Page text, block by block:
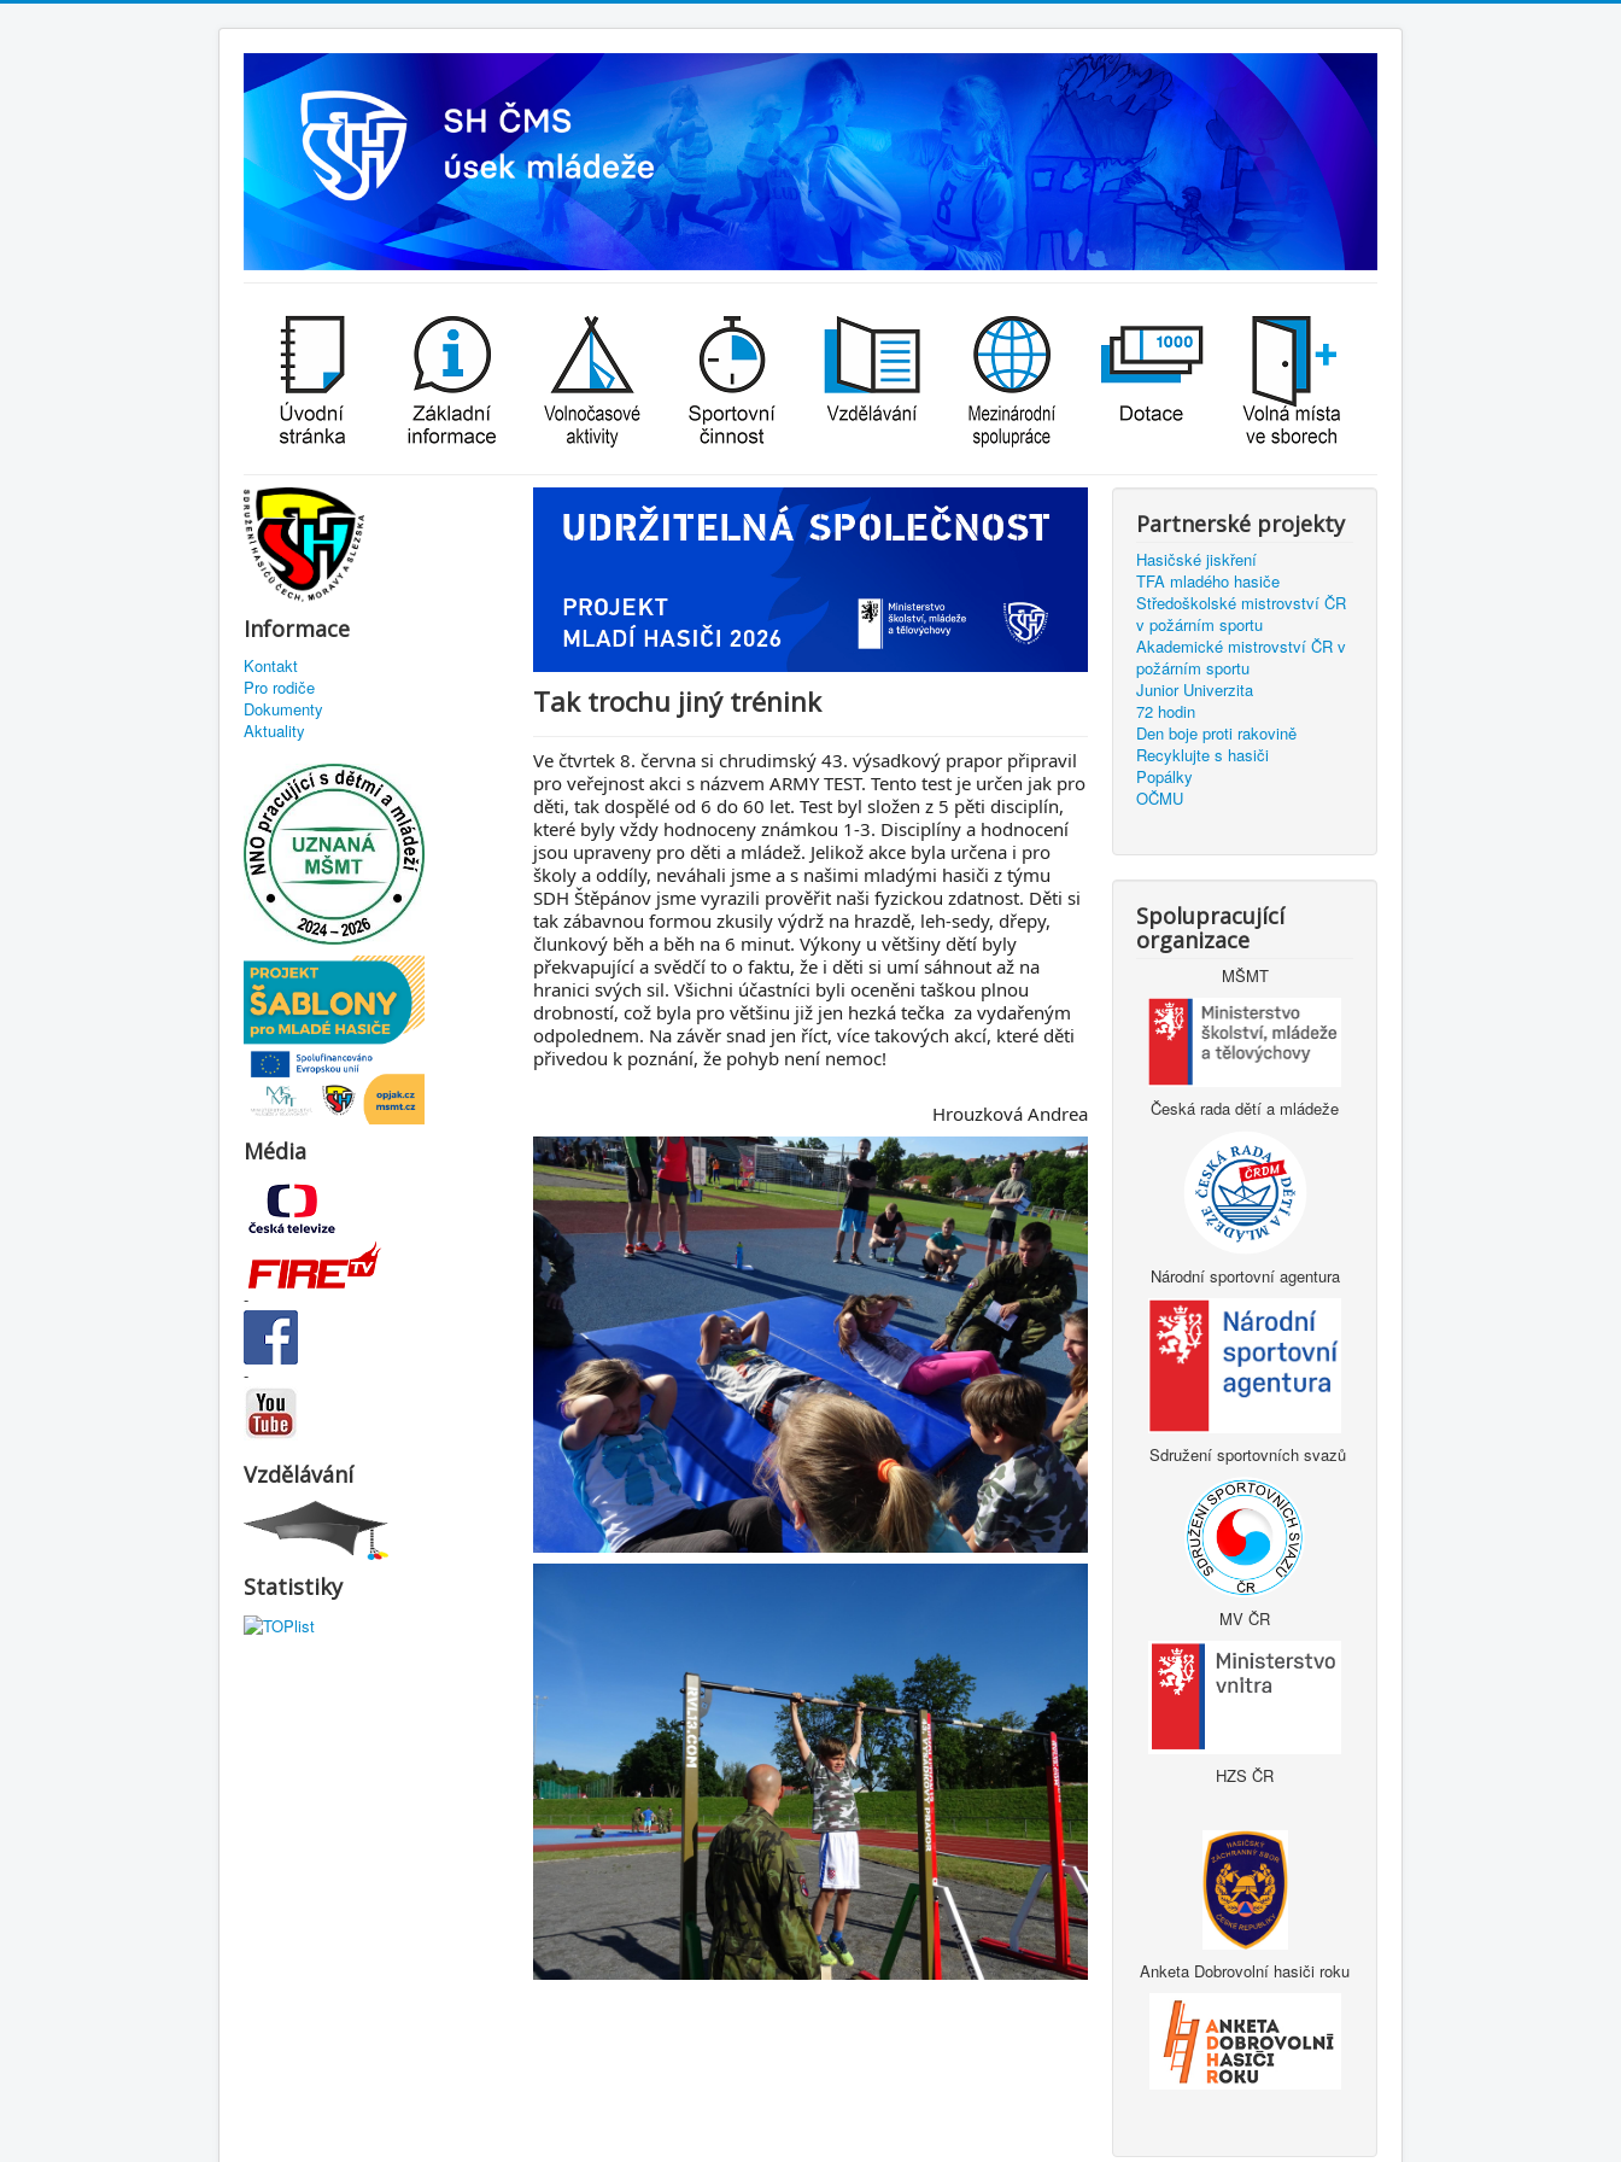
Informace
Kontakt
Pro rodiče
Dokumenty
Aktuality
Média
-
-
Vzdělávání
Statistiky
Tak trochu jiný trénink
Ve čtvrtek 8. června si chrudimský 43. výsadkový prapor připravil
pro veřejnost akci s názvem ARMY TEST. Tento test je určen jak pro
děti, tak dospělé od 6 do 60 let. Test byl složen z 5 pěti disciplín,
které byly vždy hodnoceny známkou 1-3. Disciplíny a hodnocení
jsou upraveny pro děti a mládež. Jelikož akce byla určena i pro
školy a oddíly, neváhali jsme a s našimi mladými hasiči z týmu
SDH Štěpánov jsme vyrazili prověřit naši fyzickou zdatnost. Děti si
tak zábavnou formou zkusily výdrž na hrazdě, leh-sedy, dřepy,
člunkový běh a běh na 6 minut. Výkony u většiny dětí byly
překvapující a svědčí to o faktu, že i děti si umí sáhnout až na
hranici svých sil. Všichni účastníci byli oceněni taškou plnou
drobností, což byla pro většinu již jen hezká tečka za vydařeným
odpolednem. Na závěr snad jen říct, více takových akcí, které děti
přivedou k poznání, že pohyb není nemoc!
Hrouzková Andrea
Partnerské projekty
Hasičské jiskření
TFA mladého hasiče
Středoškolské mistrovství ČR
v požárním sportu
Akademické mistrovství ČR v
požárním sportu
Junior Univerzita
72 hodin
Den boje proti rakovině
Recyklujte s hasiči
Popálky
OČMU
Spolupracující
organizace
MŠMT
Česká rada dětí a mládeže
Národní sportovní agentura
Sdružení sportovních svazů
MV ČR
HZS ČR
Anketa Dobrovolní hasiči roku